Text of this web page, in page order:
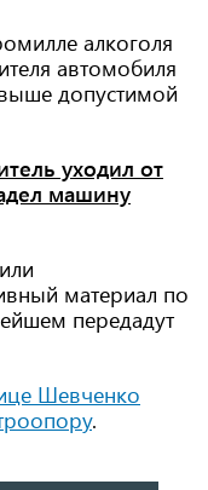
алкоголя
автомобиля
допустимой
уходил от
машину
материал по
передадут
Шевченко
.